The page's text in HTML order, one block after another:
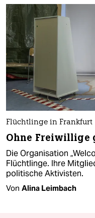
Flüchtlinge in Frankfurt
Ohne Freiwillige
Die Organisation
Flüchtlinge. Ihre
politische Aktivisten.
Von Alina Leimbach